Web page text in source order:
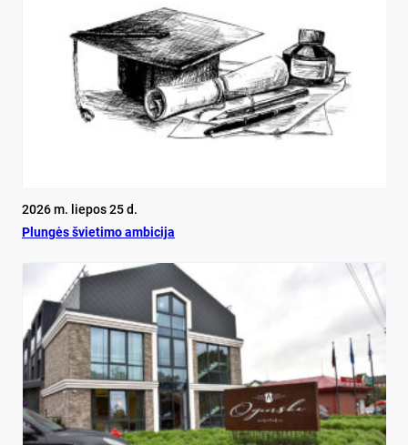
2026 m. liepos 25 d.
Plun­gės švie­ti­mo am­bi­ci­ja